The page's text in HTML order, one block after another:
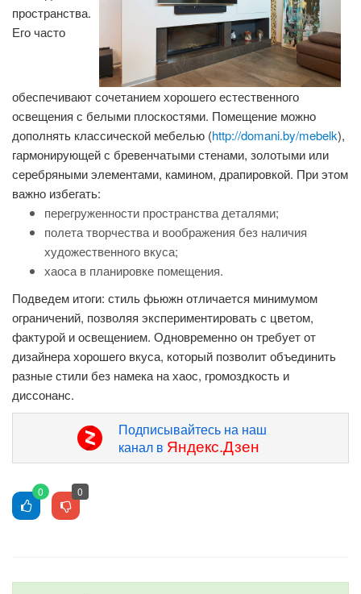
пространства.
Его часто
обеспечивают сочетанием хорошего естественного
освещения с белыми плоскостями. Помещение можно
дополнять классической мебелью (http://domani.by/mebelk),
гармонирующей с бревенчатыми стенами, золотыми или
серебряными элементами, камином, драпировкой. При этом
важно избегать:
перегруженности пространства деталями;
полета творчества и воображения без наличия
художественного вкуса;
хаоса в планировке помещения.
Подведем итоги: стиль фьюжн отличается минимумом
ограничений, позволяя экспериментировать с цветом,
фактурой и освещением. Одновременно он требует от
дизайнера хорошего вкуса, который позволит объединить
разные стили без намека на хаос, громоздкость и
диссонанс.
Подписывайтесь на наш
канал в Яндекс.Дзен
0 0